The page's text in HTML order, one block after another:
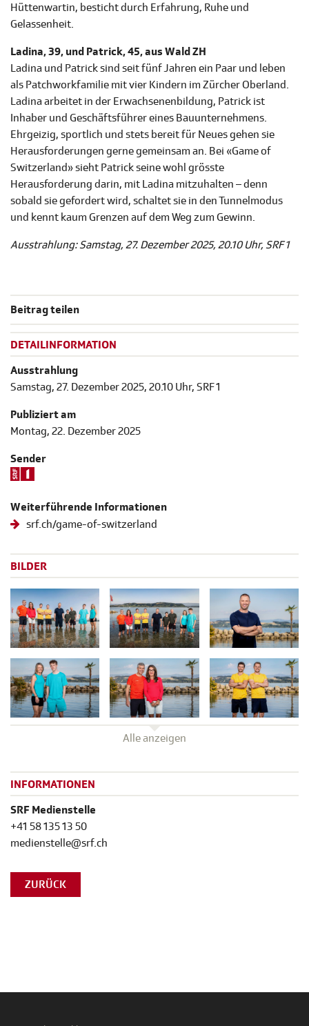
Hüttenwartin, besticht durch Erfahrung, Ruhe und
Gelassenheit.
Ladina, 39, und Patrick, 45, aus Wald ZH
Ladina und Patrick sind seit fünf Jahren ein Paar und leben
als Patchworkfamilie mit vier Kindern im Zürcher Oberland.
Ladina arbeitet in der Erwachsenenbildung, Patrick ist
Inhaber und Geschäftsführer eines Bauunternehmens.
Ehrgeizig, sportlich und stets bereit für Neues gehen sie
Herausforderungen gerne gemeinsam an. Bei «Game of
Switzerland» sieht Patrick seine wohl grösste
Herausforderung darin, mit Ladina mitzuhalten – denn
sobald sie gefordert wird, schaltet sie in den Tunnelmodus
und kennt kaum Grenzen auf dem Weg zum Gewinn.
Ausstrahlung: Samstag, 27. Dezember 2025, 20.10 Uhr, SRF 1
Beitrag teilen
DETAILINFORMATION
Ausstrahlung
Samstag, 27. Dezember 2025, 20.10 Uhr, SRF 1
Publiziert am
Montag, 22. Dezember 2025
Sender
Weiterführende Informationen
srf.ch/game-of-switzerland
BILDER
Alle anzeigen
INFORMATIONEN
SRF Medienstelle
+41 58 135 13 50
medienstelle@srf.ch
ZURÜCK